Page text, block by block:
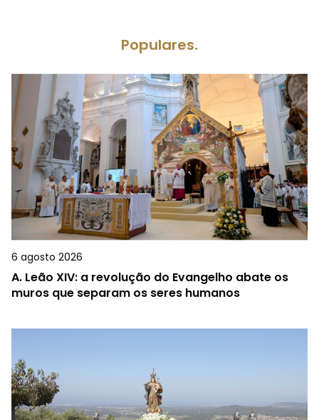
Populares.
6 agosto 2026
A. Leão XIV: a revolução do Evangelho abate os
muros que separam os seres humanos